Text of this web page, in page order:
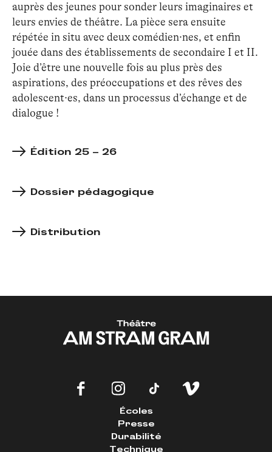
auprès des jeunes pour sonder leurs imaginaires et
leurs envies de théâtre. La pièce sera ensuite
répétée in situ avec deux comédien·nes, et enfin
jouée dans des établissements de secondaire I et II.
Joie d’être une nouvelle fois au plus près des
aspirations, des préoccupations et des rêves des
adolescent·es, dans un processus d’échange et de
dialogue !
Édition 25 – 26
Dossier pédagogique
Distribution
Écoles
Presse
Durabilité
Technique